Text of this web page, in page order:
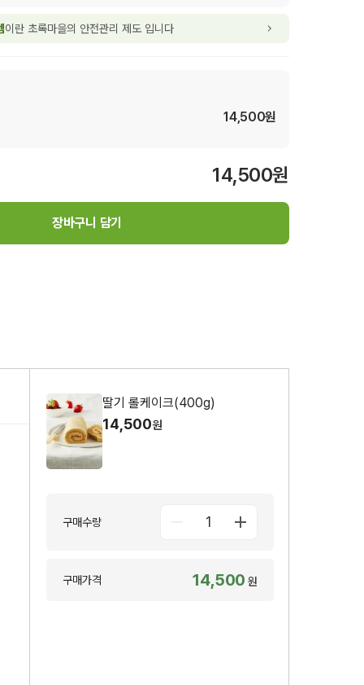
이란 초록마을의 안전관리 제도 입니다
14,500원
14,500원
장바구니 담기
딸기 롤케이크(400g)
14,500원
구매수량 1
구매가격 14,500 원